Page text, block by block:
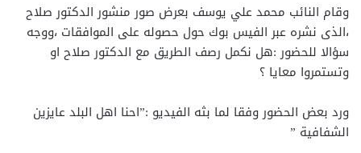
وقام النائب محمد علي يوسف بعرض صور منشور الدكتور صلاح
،الذى نشره عبر الفيس بوك حول حصوله على الموافقات ،ووجه
سؤالا للحضور :هل نكمل رصف الطريق مع الدكتور صلاح او
وتستمروا معايا ؟
ورد بعض الحضور وفقا لما بثه الفيديو :”احنا اهل البلد عايزين
الشفافية ”